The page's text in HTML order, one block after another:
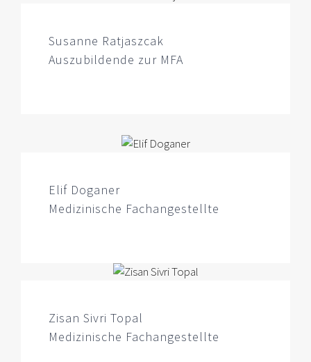
Susanne Ratjaszcak
Auszubildende zur MFA
Elif Doganer
Medizinische Fachangestellte
Zisan Sivri Topal
Medizinische Fachangestellte